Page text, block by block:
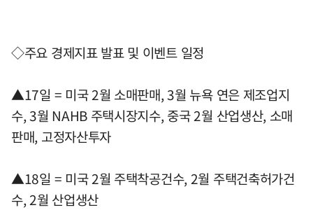
◇주요 경제지표 발표 및 이벤트 일정
▲17일 = 미국 2월 소매판매, 3월 뉴욕 연은 제조업지
수, 3월 NAHB 주택시장지수, 중국 2월 산업생산, 소매
판매, 고정자산투자
▲18일 = 미국 2월 주택착공건수, 2월 주택건축허가건
수, 2월 산업생산